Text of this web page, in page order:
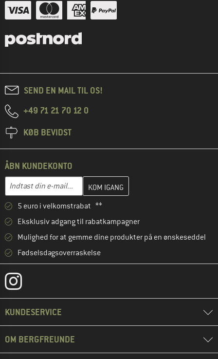
SEND EN MAIL TIL OS!
+49 71 21 70 12 0
KØB BEVIDST
ÅBN KUNDEKONTO
E-mail-adresse
Indtast din e-mailadresse her, og opret i næste trin din
5 euro i velkomstrabat **
Eksklusiv adgang til rabatkampagner
Mulighed for at gemme dine produkter på en ønskeseddel
Fødselsdagsoverraskelse
KUNDESERVICE
OM BERGFREUNDE